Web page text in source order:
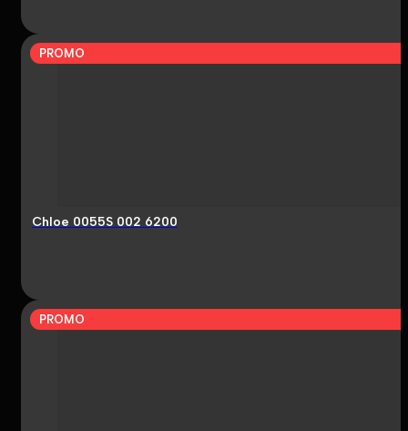
PROMO
Chloe 0055S 002 6200
PROMO